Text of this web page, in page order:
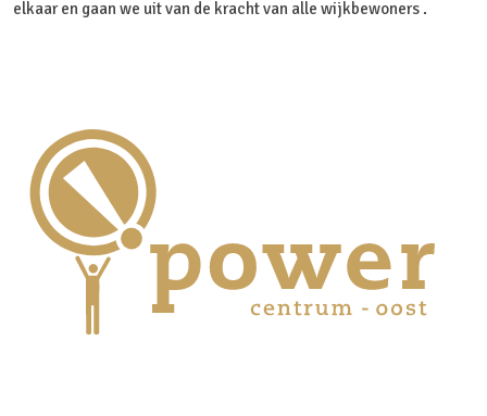
elkaar en gaan we uit van de kracht van alle wijkbewoners .